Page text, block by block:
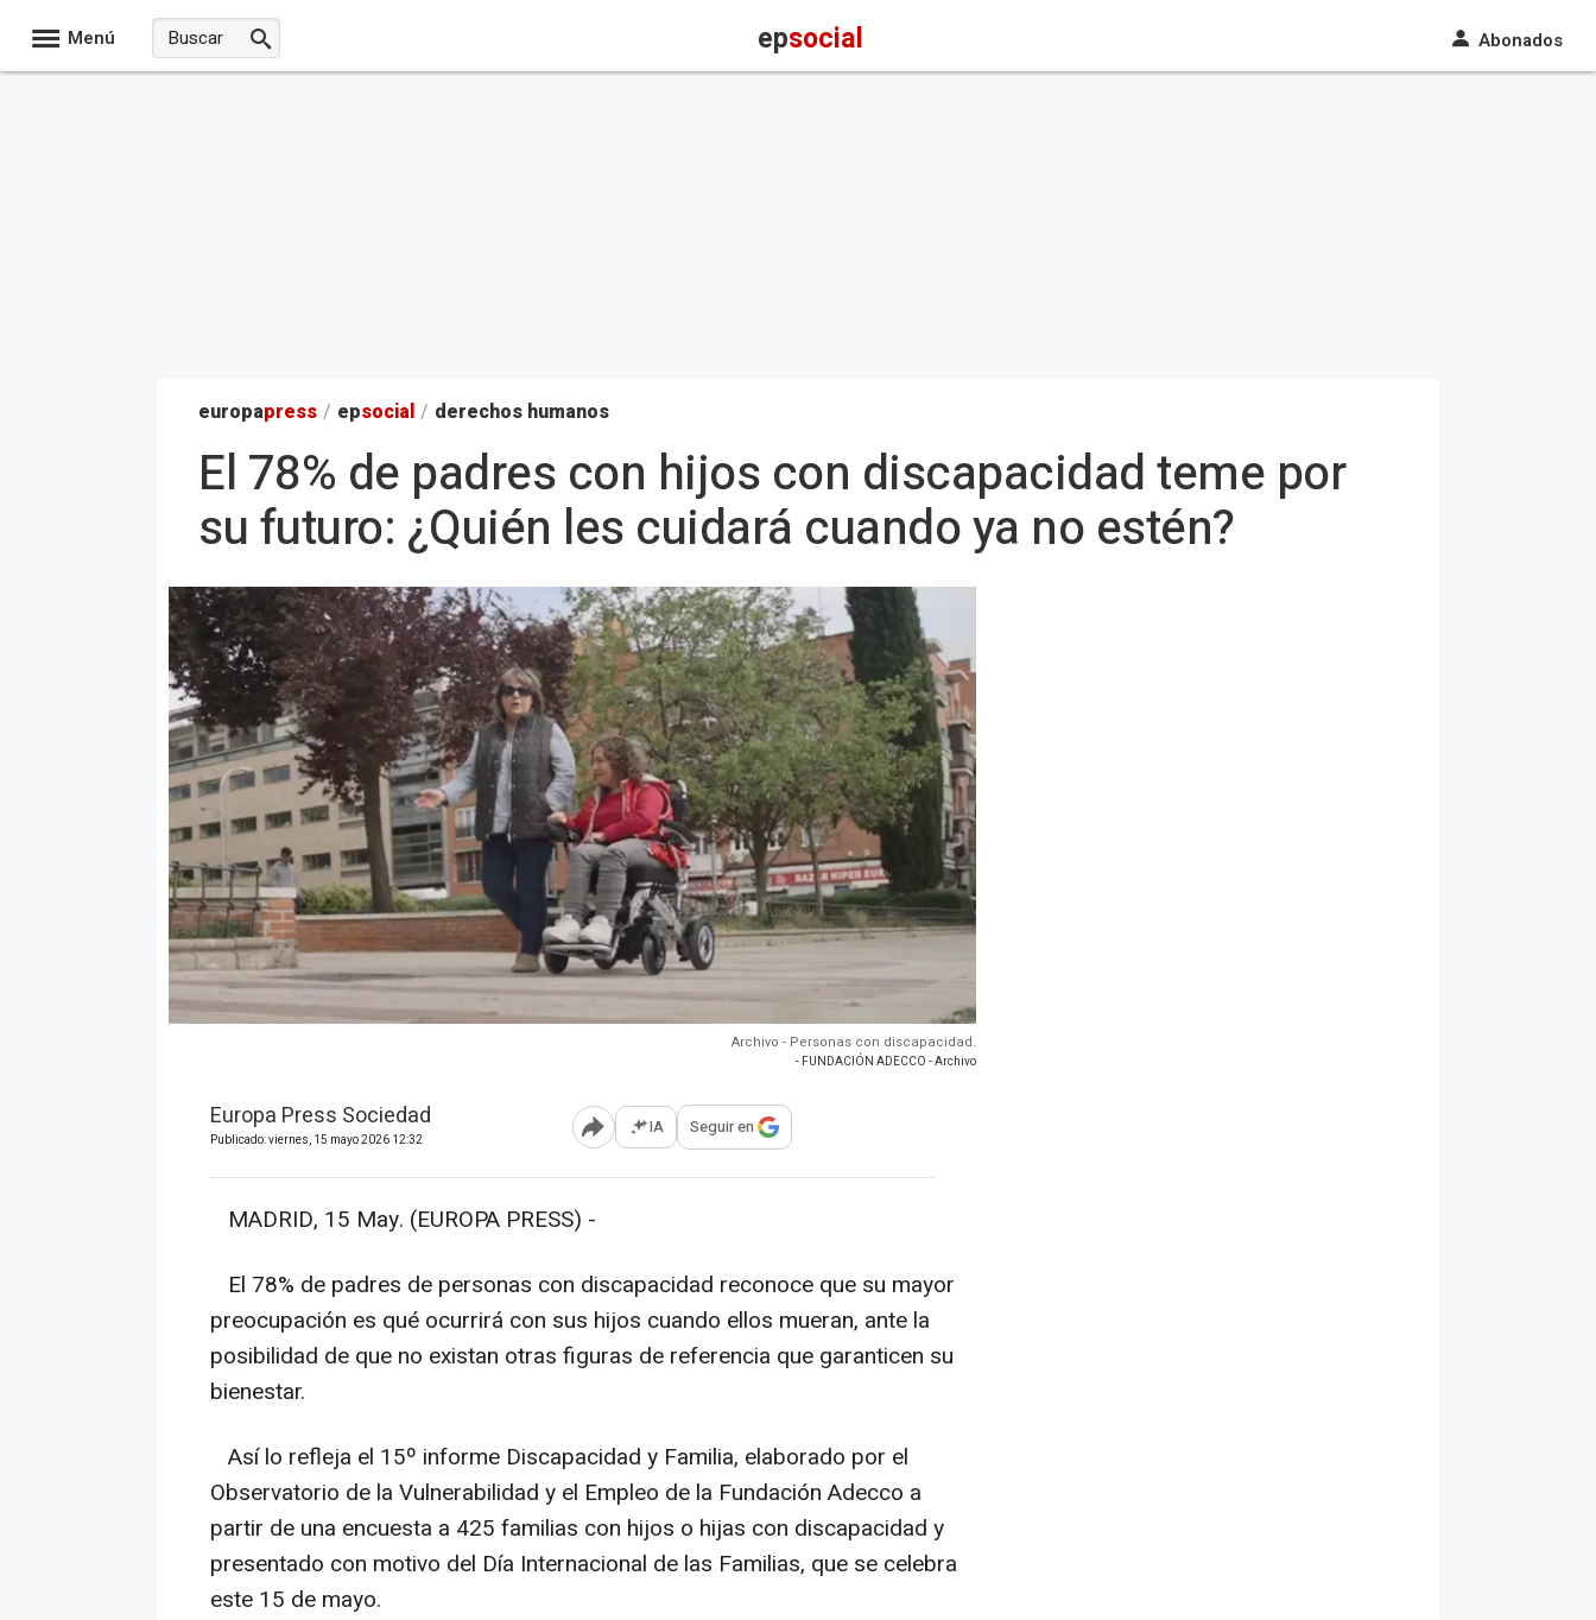
Menú epsocial Abonados
europapress / epsocial / derechos humanos
El 78% de padres con hijos con discapacidad teme por
su futuro: ¿Quién les cuidará cuando ya no estén?
Archivo - Personas con discapacidad.
- FUNDACIÓN ADECCO - Archivo
Europa Press Sociedad
Publicado: viernes, 15 mayo 2026 12:32 Abrir opciones para compartir
IA Seguir en
MADRID, 15 May. (EUROPA PRESS) -
El 78% de padres de personas con discapacidad reconoce que su mayor
preocupación es qué ocurrirá con sus hijos cuando ellos mueran, ante la
posibilidad de que no existan otras figuras de referencia que garanticen su
bienestar.
Así lo refleja el 15º informe Discapacidad y Familia, elaborado por el
Observatorio de la Vulnerabilidad y el Empleo de la Fundación Adecco a
partir de una encuesta a 425 familias con hijos o hijas con discapacidad y
presentado con motivo del Día Internacional de las Familias, que se celebra
este 15 de mayo.